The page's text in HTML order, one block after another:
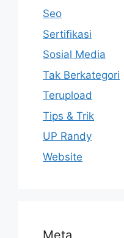
Seo
Sertifikasi
Sosial Media
Tak Berkategori
Terupload
Tips & Trik
UP Randy
Website
Meta